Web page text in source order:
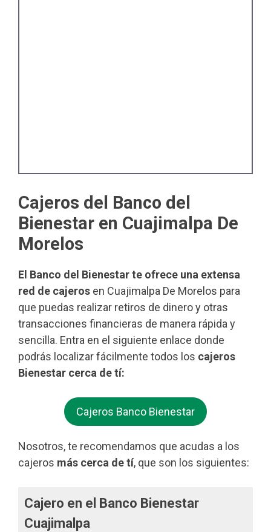
Cajeros del Banco del
Bienestar en Cuajimalpa De
Morelos
El Banco del Bienestar te ofrece una extensa
red de cajeros en Cuajimalpa De Morelos para
que puedas realizar retiros de dinero y otras
transacciones financieras de manera rápida y
sencilla. Entra en el siguiente enlace donde
podrás localizar fácilmente todos los cajeros
Bienestar cerca de tí:
Cajeros Banco Bienestar
Nosotros, te recomendamos que acudas a los
cajeros más cerca de tí, que son los siguientes:
Cajero en el Banco Bienestar
Cuajimalpa